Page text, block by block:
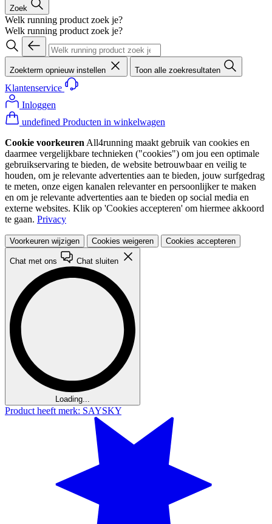
Zoek
Welk running product zoek je?
Welk running product zoek je?
Zoekterm opnieuw instellen Toon alle zoekresultaten
Klantenservice
Inloggen
undefined Producten in winkelwagen
Cookie voorkeuren All4running maakt gebruik van cookies en
daarmee vergelijkbare technieken ("cookies") om jou een optimale
gebruikservaring te bieden, de website betrouwbaar en veilig te
houden, om je relevante advertenties aan te bieden, jouw surfgedrag
te meten, onze eigen kanalen relevanter en persoonlijker te maken
en om je relevante advertenties aan te bieden op social media en
externe websites. Klik op 'Cookies accepteren' om hiermee akkoord
te gaan. Privacy
Voorkeuren wijzigen Cookies weigeren Cookies accepteren
Chat met ons Chat sluiten
Loading...
Product heeft merk: SAYSKY